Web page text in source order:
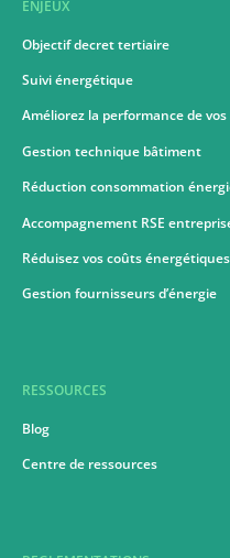
ENJEUX
Objectif decret tertiaire
Suivi énergétique
Améliorez la performance de
Gestion technique bâtiment
Réduction consommation
Accompagnement RSE
Réduisez vos coûts énergétiques
Gestion fournisseurs d’énergie
RESSOURCES
Blog
Centre de ressources